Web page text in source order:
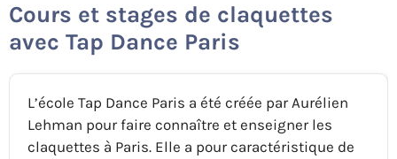
Cours et stages de claquettes
avec Tap Dance Paris
L’école Tap Dance Paris a été créée par Aurélien
Lehman pour faire connaître et enseigner les
claquettes à Paris. Elle a pour caractéristique de